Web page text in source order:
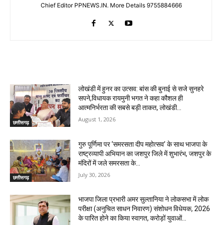
Chief Editor PPNEWS.IN. More Details 9755884666
छत्तीसगढ़
लोखंडी में हुनर का उत्सव: बांस की बुनाई से सजे सुनहरे
सपने,विधायक रायमुनी भगत ने कहा कौशल ही
आत्मनिर्भरता की सबसे बड़ी ताकत, लोखंडी...
August 1, 2026
छत्तीसगढ़
गुरु पूर्णिमा पर ‘समरसता दीप महोत्सव’ के साथ भाजपा के
राष्ट्रव्यापी अभियान का जशपुर जिले में शुभारंभ, जशपुर के
मंदिरों में जले समरसता के...
July 30, 2026
भाजपा जिला प्रभारी अमर सुल्तानिया ने लोकसभा में लोक
परीक्षा (अनुचित साधन निवारण) संशोधन विधेयक, 2026
के पारित होने का किया स्वागत, करोड़ों युवाओं...